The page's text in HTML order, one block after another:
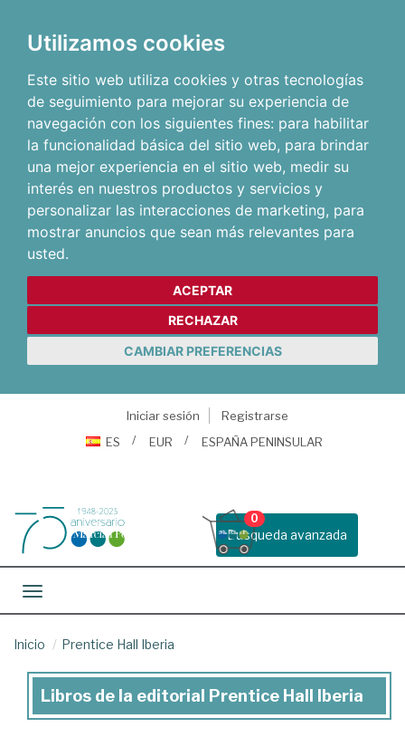
Utilizamos cookies
Este sitio web utiliza cookies y otras tecnologías
de seguimiento para mejorar su experiencia de
navegación con los siguientes fines: para habilitar
la funcionalidad básica del sitio web, para brindar
una mejor experiencia en el sitio web, medir su
interés en nuestros productos y servicios y
personalizar las interacciones de marketing, para
mostrar anuncios que sean más relevantes para
usted.
ACEPTAR
RECHAZAR
CAMBIAR PREFERENCIAS
Iniciar sesión
Registrarse
ES
EUR ESPAÑA PENINSULAR
Busqueda avanzada
0
Toggle navigation
Inicio Prentice Hall Iberia
Libros
Libros de la editorial Prentice Hall Iberia